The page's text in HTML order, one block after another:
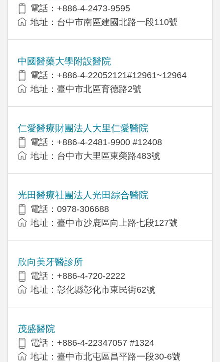
電話：+886-4-2473-9595
地址：台中市南區建國北路一段110號
中國醫藥大學附設醫院
電話：+886-4-22052121#12961~12964
地址：臺中市北區育德路2號
仁愛醫療財團法人大里仁愛醫院
電話：+886-4-2481-9900 #12408
地址：台中市大里區東榮路483號
光田醫療社團法人光田綜合醫院
電話：0978-306688
地址：臺中市沙鹿區向上路七段127號
欣向美牙醫診所
電話：+886-4-720-2222
地址：彰化縣彰化市東民街62號
茂盛醫院
電話：+886-4-22347057 #1324
地址：臺中市北屯區昌平路一段30-6號